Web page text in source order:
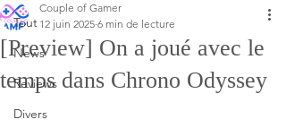
Tout
News
Reviews
Divers
[Preview] On a joué avec le
temps dans Chrono Odyssey
Couple of Gamer
12 juin 2025 6 min de lecture